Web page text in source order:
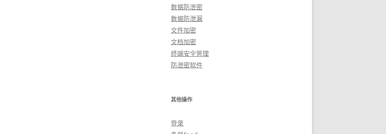
数据防泄密
数据防泄漏
文件加密
文档加密
终端安全管理
防泄密软件
其他操作
登录